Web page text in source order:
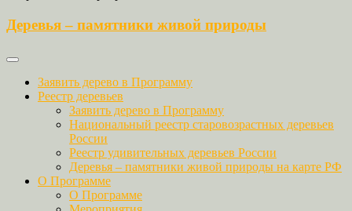
Деревья – памятники живой природы
Заявить дерево в Программу
Реестр деревьев
Заявить дерево в Программу
Национальный реестр старовозрастных деревьев
России
Реестр удивительных деревьев России
Деревья – памятники живой природы на карте РФ
О Программе
О Программе